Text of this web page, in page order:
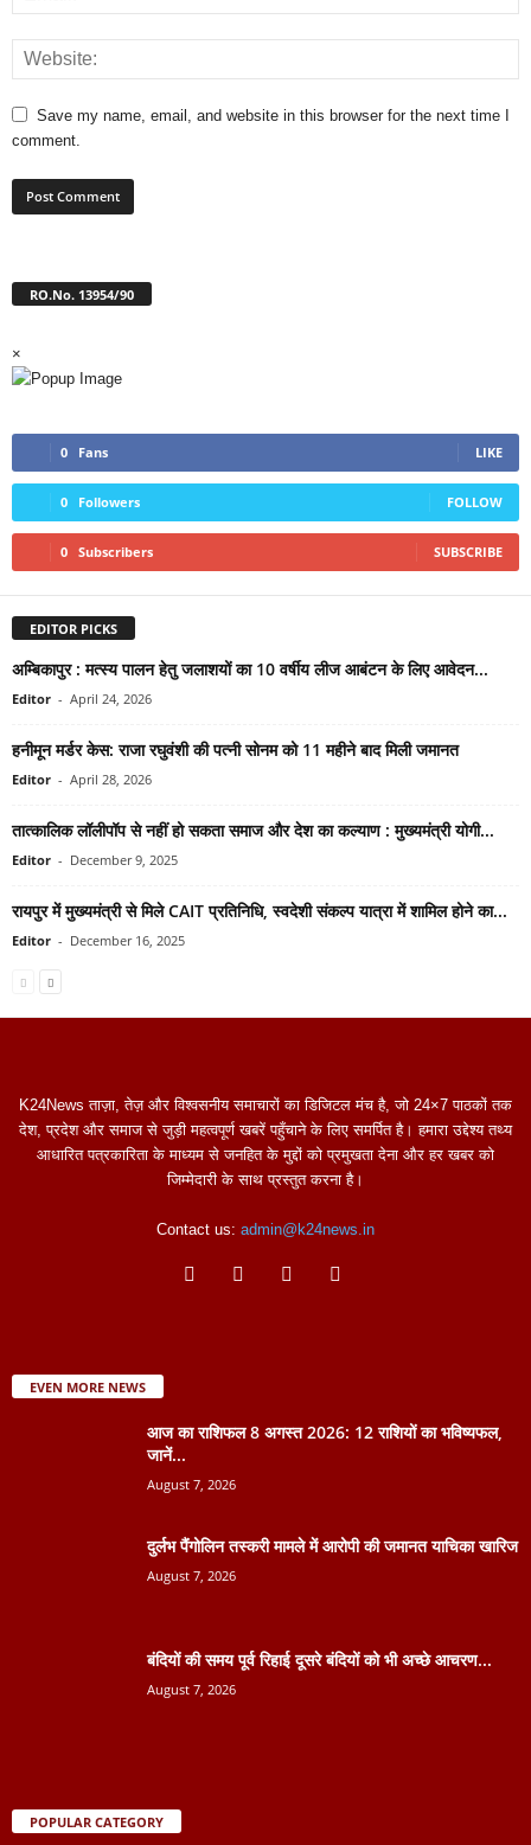
Save my name, email, and website in this browser for the next time I
comment.
RO.No. 13954/90
×
0 Fans LIKE
0 Followers FOLLOW
0 Subscribers SUBSCRIBE
EDITOR PICKS
अम्बिकापुर : मत्स्य पालन हेतु जलाशयों का 10 वर्षीय लीज आबंटन के लिए आवेदन...
Editor - April 24, 2026
हनीमून मर्डर केस: राजा रघुवंशी की पत्नी सोनम को 11 महीने बाद मिली जमानत
Editor - April 28, 2026
तात्कालिक लॉलीपॉप से नहीं हो सकता समाज और देश का कल्याण : मुख्यमंत्री योगी...
Editor - December 9, 2025
रायपुर में मुख्यमंत्री से मिले CAIT प्रतिनिधि, स्वदेशी संकल्प यात्रा में शामिल होने का...
Editor - December 16, 2025
K24News ताज़ा, तेज़ और विश्वसनीय समाचारों का डिजिटल मंच है, जो 24×7 पाठकों तक
देश, प्रदेश और समाज से जुड़ी महत्वपूर्ण खबरें पहुँचाने के लिए समर्पित है। हमारा उद्देश्य तथ्य
आधारित पत्रकारिता के माध्यम से जनहित के मुद्दों को प्रमुखता देना और हर खबर को
जिम्मेदारी के साथ प्रस्तुत करना है।
Contact us: admin@k24news.in
EVEN MORE NEWS
आज का राशिफल 8 अगस्त 2026: 12 राशियों का भविष्यफल,
जानें...
August 7, 2026
दुर्लभ पैंगोलिन तस्करी मामले में आरोपी की जमानत याचिका खारिज
August 7, 2026
बंदियों की समय पूर्व रिहाई दूसरे बंदियों को भी अच्छे आचरण...
August 7, 2026
POPULAR CATEGORY